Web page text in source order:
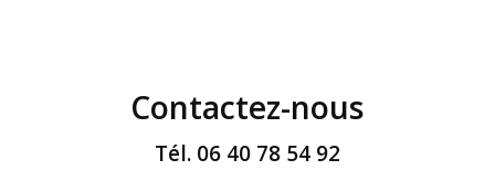
Contactez-nous
Tél. 06 40 78 54 92